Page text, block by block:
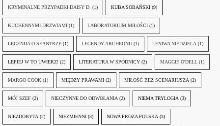
KRYMINALNE PRZYPADKI DAISY D. (1) KUBA SOBAŃSKI (9)
KUCHENNYMI DRZWIAMI (1) LABORATORIUM MIŁOŚCI (1)
LEGENDA O SEANTRZE (1) LEGENDY ARCHEONU (1) LENIWA NIEDZIELA (1)
LEPIEJ W TO UWIERZ! (2) LITERATURA W SPÓDNICY (2) MAGGIE O'DELL (1)
MARGO COOK (1) MIĘDZY PRAWAMI (2) MIŁOŚĆ BEZ SCENARIUSZA (2)
MÓJ SZEF (2) NIECZYNNE DO ODWOŁANIA (2) NIEMA TRYLOGIA (3)
NIEZDOBYTA (2) NIEZMIENNI (3) NOWA PROZA POLSKA (3)